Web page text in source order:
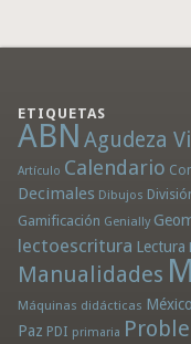
ETIQUETAS
ABN Agudeza
Artículo Calendario
Decimales Dibujos
Gamificación Genially
lectoescritura Lectura
Manualidades
Máquinas didácticas México
Paz PDI primaria